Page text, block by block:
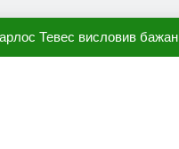
Тевес висловив